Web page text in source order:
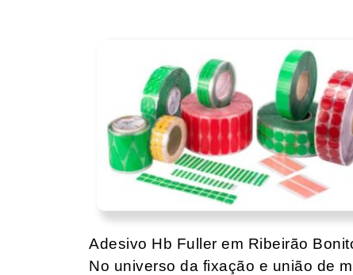
Adesivo Hb Fuller em Ribeirão
No universo da fixação e união de